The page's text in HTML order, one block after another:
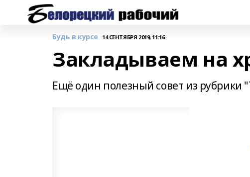
Будь в курсе 14 СЕНТЯБРЯ 2019, 11:16
Закладываем на
Ещё один полезный совет из рубрики